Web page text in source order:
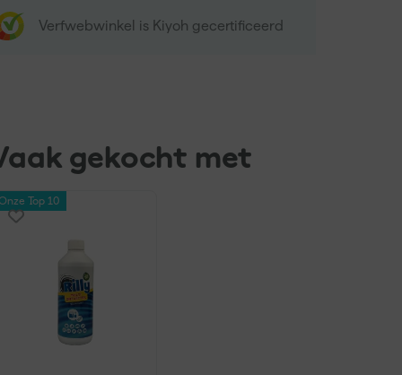
Verfwebwinkel is Kiyoh gecertificeerd
gekocht met
Top 10